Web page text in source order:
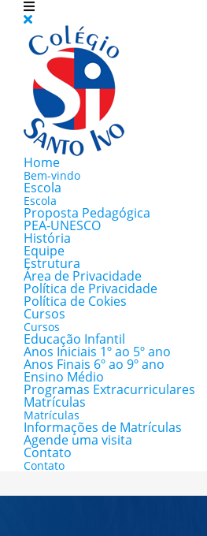
Home
Bem-vindo
Escola
Escola
Proposta Pedagógica
PEA-UNESCO
História
Equipe
Estrutura
Área de Privacidade
Política de Privacidade
Política de Cokies
Cursos
Cursos
Educação Infantil
Anos Iniciais 1º ao 5º ano
Anos Finais 6º ao 9º ano
Ensino Médio
Programas Extracurriculares
Matrículas
Matrículas
Informações de Matrículas
Agende uma visita
Contato
Contato